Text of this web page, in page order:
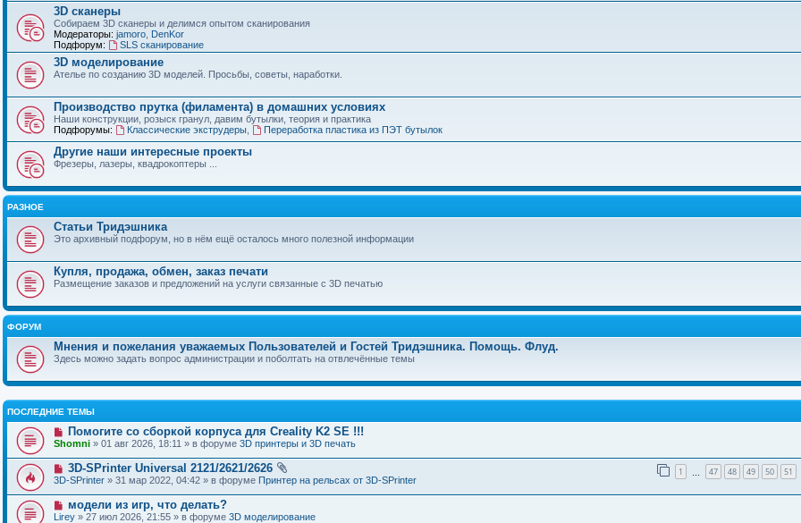
3D сканеры
Собираем 3D сканеры и делимся опытом сканирования
Модераторы: jamoro DenKor
Подфорум:
SLS сканирование
3D моделирование
Ателье по созданию 3D моделей. Просьбы, советы, наработки.
Производство прутка (филамента) в домашних условиях
Наши конструкции, розыск гранул, давим бутылки, теория и практика
Подфорумы:
Классические экструдеры, Переработка пластика из ПЭТ бутылок
Другие наши интересные проекты
Фрезеры, лазеры, квадрокоптеры ...
РАЗНОЕ
Статьи Тридэшника
Это архивный подфорум, но в нём ещё осталось много полезной информации
Купля, продажа, обмен, заказ печати
Размещение заказов и предложений на услуги связанные с 3D печатью
ФОРУМ
Мнения и пожелания уважаемых Пользователей и Гостей Тридэшника. Помощь. Флуд.
Здесь можно задать вопрос администрации и поболтать на отвлечённые темы
ПОСЛЕДНИЕ ТЕМЫ
Помогите со сборкой корпуса для Creality K2 SE !!!
Shomni » 01 авг 2026, 18:11 » в форуме 3D принтеры и 3D печать
3D-SPrinter Universal 2121/2621/2626 1 47 48 49 50 51
3D-SPrinter » 31 мар 2022, 04:42 » в форуме Принтер на рельсах от 3D-SPrinter
модели из игр, что делать?
Lirey » 27 июл 2026, 21:55 » в форуме 3D моделирование